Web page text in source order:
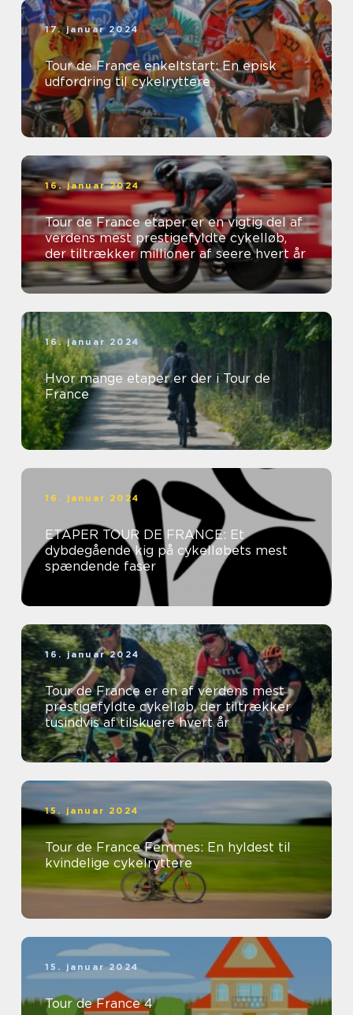
17. januar 2024
Tour de France enkeltstart: En episk
udfordring til cykelryttere
16. januar 2024
Tour de France etaper er en vigtig del af
verdens mest prestigefyldte cykelløb,
der tiltrækker millioner af seere hvert år
16. januar 2024
Hvor mange etaper er der i Tour de
France
16. januar 2024
ETAPER TOUR DE FRANCE: Et
dybdegående kig på cykelløbets mest
spændende faser
16. januar 2024
Tour de France er en af verdens mest
prestigefyldte cykelløb, der tiltrækker
tusindvis af tilskuere hvert år
15. januar 2024
Tour de France Femmes: En hyldest til
kvindelige cykelryttere
15. januar 2024
Tour de France 4